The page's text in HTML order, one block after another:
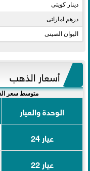
دينار كويتى​
درهم اماراتى​
اليوان الصينى​
أسعار الذهب
متوسط سعر
الوحدة والعيار
عيار 24
عيار 22